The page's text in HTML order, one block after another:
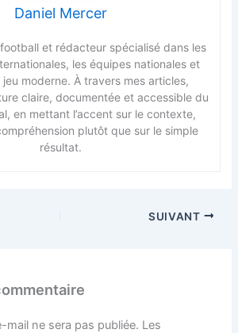
Daniel Mercer
et rédacteur spécialisé dans les
les équipes nationales et
jeu moderne. À travers mes articles,
claire, documentée et accessible du
en mettant l’accent sur le contexte,
plutôt que sur le simple
résultat.
SUIVANT
mail ne sera pas publiée. Les